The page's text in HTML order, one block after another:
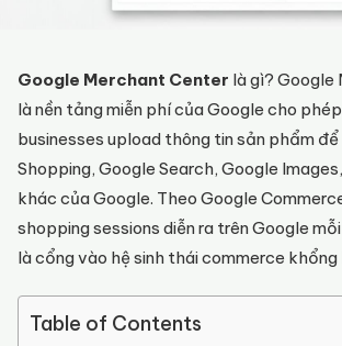
Google Merchant Center là gì? Google
là nền tảng miễn phí của Google cho
businesses upload thông tin sản phẩm
Shopping, Google Search, Google
khác của Google. Theo Google
shopping sessions diễn ra trên Google
là cổng vào hệ sinh thái commerce khổng
Table of Contents